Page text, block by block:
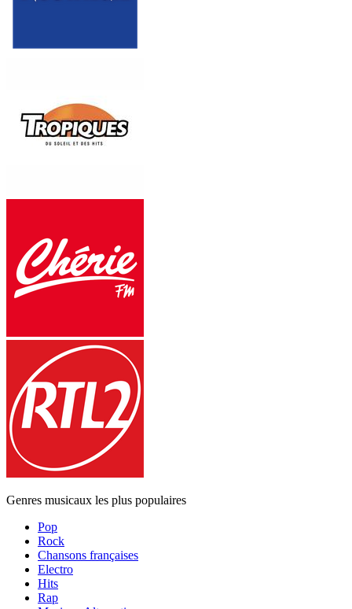
Genres musicaux les plus populaires
Pop
Rock
Chansons françaises
Electro
Hits
Rap